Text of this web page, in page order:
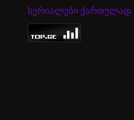
სერიალები ქართულად